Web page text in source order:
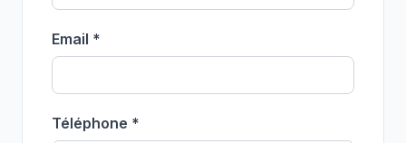
Email *
Téléphone *